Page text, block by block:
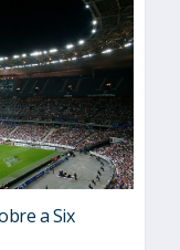
a Six